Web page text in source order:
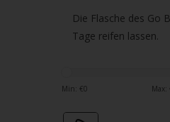
Die Flasche des Go
Tage reifen lassen.
Min: €0 Max: